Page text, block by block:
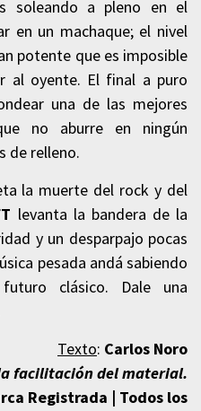
soleando a pleno en el
en un machaque; el nivel
potente que es imposible
al oyente. El final a puro
una de las mejores
no aburre en ningún
de relleno.
la muerte del rock y del
levanta la bandera de la
y un desparpajo pocas
pesada andá sabiendo
clásico. Dale una
Texto: Carlos Noro
facilitación del material.
Registrada | Todos los